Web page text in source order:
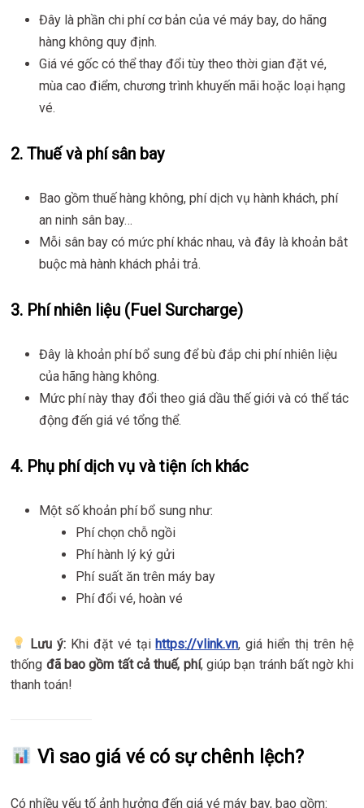
Đây là phần chi phí cơ bản của vé máy bay, do hãng
hàng không quy định.
Giá vé gốc có thể thay đổi tùy theo thời gian đặt vé,
mùa cao điểm, chương trình khuyến mãi hoặc loại hạng
vé.
2.Thuế và phí sân bay
Bao gồm thuế hàng không, phí dịch vụ hành khách, phí
an ninh sân bay…
Mỗi sân bay có mức phí khác nhau, và đây là khoản bắt
buộc mà hành khách phải trả.
3. Phí nhiên liệu (Fuel Surcharge)
Đây là khoản phí bổ sung để bù đắp chi phí nhiên liệu
của hãng hàng không.
Mức phí này thay đổi theo giá dầu thế giới và có thể tác
động đến giá vé tổng thể.
4. Phụ phí dịch vụ và tiện ích khác
Một số khoản phí bổ sung như:
Phí chọn chỗ ngồi
Phí hành lý ký gửi
Phí suất ăn trên máy bay
Phí đổi vé, hoàn vé
Lưu ý: Khi đặt vé tạihttps://vlink.vn, giá hiển thị trên hệ
thống đã bao gồm tất cả thuế, phí, giúp bạn tránh bất ngờ khi
thanh toán!
Vì sao giá vé có sự chênh lệch?
Có nhiều yếu tố ảnh hưởng đến giá vé máy bay, bao gồm: